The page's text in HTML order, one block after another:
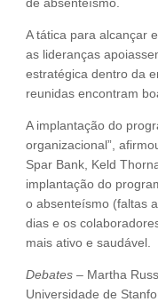
A tática para alcançar
as lideranças
estratégica dentro da
reunidas encontram
A implantação do
organizacional”,
Spar Bank, Keld
implantação do
o absenteísmo (faltas
dias e os
mais ativo e saudável.
Debates – Martha
Universidade de